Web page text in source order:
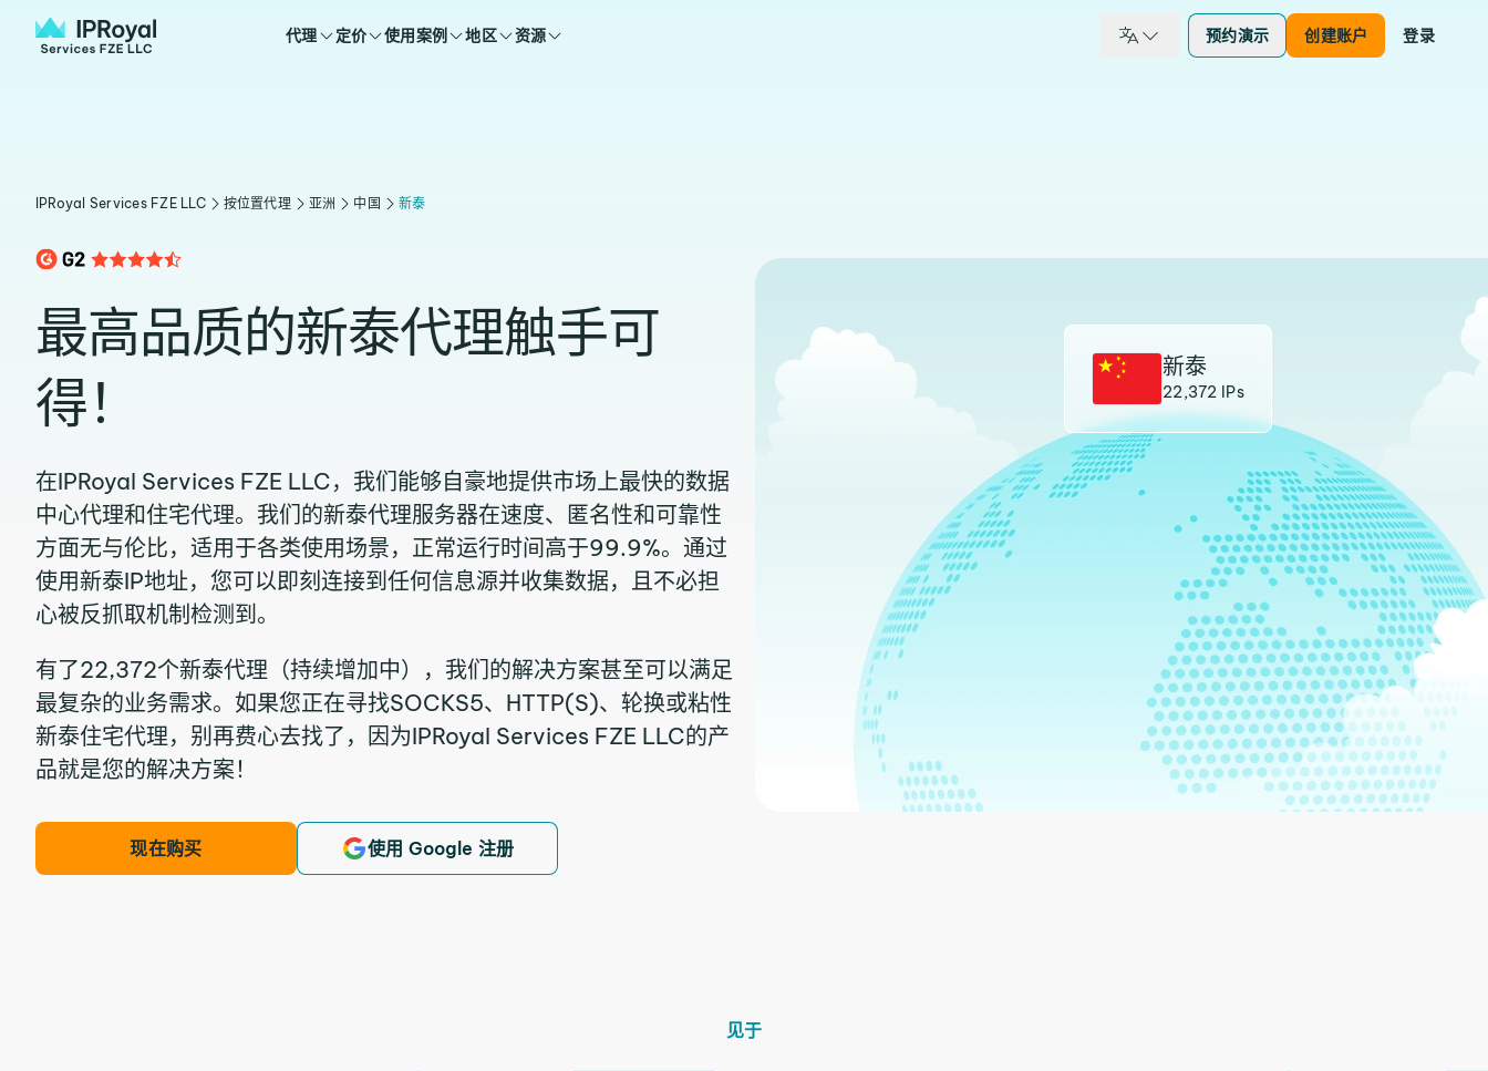
代理 定价 使用案例 地区 资源 预约演示 创建账户 登录
IPRoyal Services FZE LLC 按位置代理 亚洲 中国 新泰
最高品质的新泰代理触手可
得！
在IPRoyal Services FZE LLC，我们能够自豪地提供市场上最快的数据
中心代理和住宅代理。我们的新泰代理服务器在速度、匿名性和可靠性
方面无与伦比，适用于各类使用场景，正常运行时间高于99.9%。通过
使用新泰IP地址，您可以即刻连接到任何信息源并收集数据，且不必担
心被反抓取机制检测到。
有了22,372个新泰代理（持续增加中），我们的解决方案甚至可以满足
最复杂的业务需求。如果您正在寻找SOCKS5、HTTP(S)、轮换或粘性
新泰住宅代理，别再费心去找了，因为IPRoyal Services FZE LLC的产
品就是您的解决方案！
现在购买 使用 Google 注册
新泰
22,372 IPs
见于